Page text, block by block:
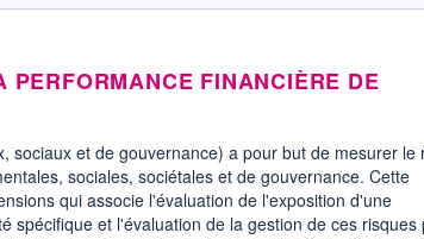
PERFORMANCE FINANCIÈRE DE
sociaux et de gouvernance) a pour but de mesurer le
sociales, sociétales et de gouvernance. Cette
qui associe l'évaluation de l'exposition d'une
spécifique et l'évaluation de la gestion de ces risques